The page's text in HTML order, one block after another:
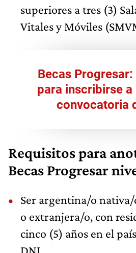
superiores a tres (3)
Vitales y Móviles
Becas
para inscribirse
convocatoria
Requisitos para
Becas Progresar
Ser argentina/o
o extranjera/o, con
cinco (5) años en el
DNI.